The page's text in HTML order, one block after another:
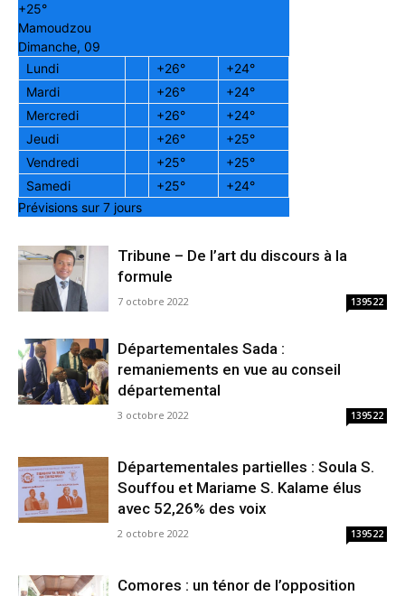
+25°
Mamoudzou
Dimanche, 09
Lundi
+26° +24°
Mardi
+26° +24°
Mercredi
+26° +24°
Jeudi
+26° +25°
Vendredi
+25° +25°
Samedi
+25° +24°
Prévisions sur 7 jours
Tribune – De l’art du discours à la
formule
7 octobre 2022 139522
Départementales Sada :
remaniements en vue au conseil
départemental
3 octobre 2022 139522
Départementales partielles : Soula S.
Souffou et Mariame S. Kalame élus
avec 52,26% des voix
2 octobre 2022 139522
Comores : un ténor de l’opposition